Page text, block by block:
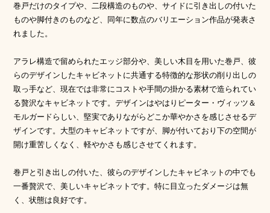
巻戸だけのタイプや、二段構造のものや、サイドに引き出しの付いた
ものや脚付きのものなど、同年に数点のバリエーション作品が発表さ
れました。
アラレ構造で留められたエッジ部分や、美しい木目を用いた巻戸、彼
らのデザインしたキャビネットに共通する特徴的な形状の削り出しの
取っ手など、現在では非常にコストや手間の掛かる素材で造られてい
る贅沢なキャビネットです。デザインはやはりピーター・ヴィッツ＆
モルガードらしい、堅実でありながらどこか華やかさを感じさせるデ
ザインです。大型のキャビネットですが、脚が付いており下の空間が
開け重苦しくなく、軽やかさも感じさせてくれます。
巻戸と引き出しの付いた、彼らのデザインしたキャビネットの中でも
一番贅沢で、美しいキャビネットです。特に目立ったダメージは無
く、状態は良好です。